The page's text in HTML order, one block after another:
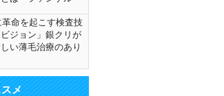
命を起こす検査技
ジョン」銀クリが
い薄毛治療のあり
メ